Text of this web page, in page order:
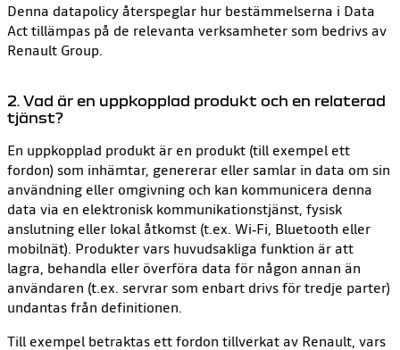
Denna datapolicy återspeglar hur bestämmelserna i Data
Act tillämpas på de relevanta verksamheter som bedrivs av
Renault Group.
2. Vad är en uppkopplad produkt och en relaterad
tjänst?
En uppkopplad produkt är en produkt (till exempel ett
fordon) som inhämtar, genererar eller samlar in data om sin
användning eller omgivning och kan kommunicera denna
data via en elektronisk kommunikationstjänst, fysisk
anslutning eller lokal åtkomst (t.ex. Wi‑Fi, Bluetooth eller
mobilnät). Produkter vars huvudsakliga funktion är att
lagra, behandla eller överföra data för någon annan än
användaren (t.ex. servrar som enbart drivs för tredje parter)
undantas från definitionen.
Till exempel betraktas ett fordon tillverkat av Renault, vars